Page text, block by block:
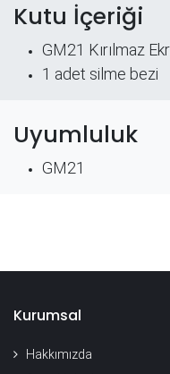
Kutu İçeriği
GM21 Kırılmaz
​1 adet silme bezi
Uyumluluk
GM21
Kurumsal
Hakkımızda